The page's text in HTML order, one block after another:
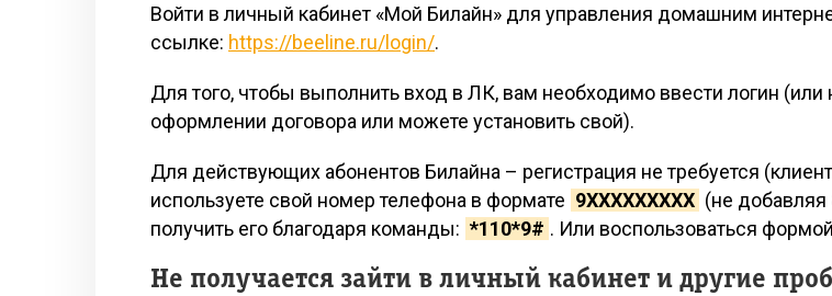
Войти в личный кабинет «Мой Билайн» для управления домашним
ссылке: https://beeline.ru/login/.
Для того, чтобы выполнить вход в ЛК, вам необходимо ввести логин
оформлении договора или можете установить свой).
Для действующих абонентов Билайна – регистрация не требуется
используете свой номер телефона в формате 9XXXXXXXXX (не
получить его благодаря команды: *110*9# . Или воспользоваться
Не получается зайти в личный кабинет и другие